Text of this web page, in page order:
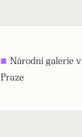
Národní galerie v
Praze